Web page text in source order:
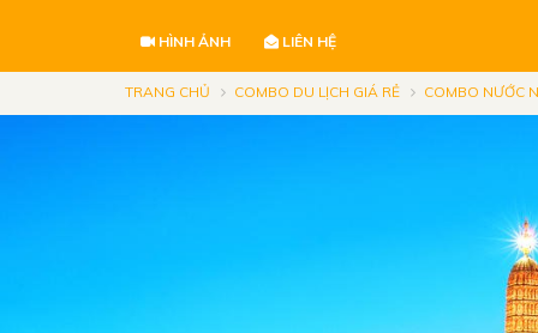
HÌNH ẢNH LIÊN HỆ
TRANG CHỦ COMBO DU LỊCH GIÁ RẺ COMBO NƯỚC